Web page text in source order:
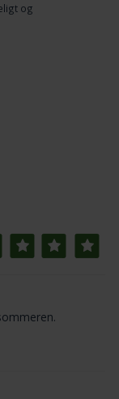
og